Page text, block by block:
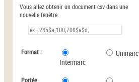
Vous allez obtenir un document csv dans une
nouvelle fenêtre.
Format :
Intermarc
Unimarc
Portée